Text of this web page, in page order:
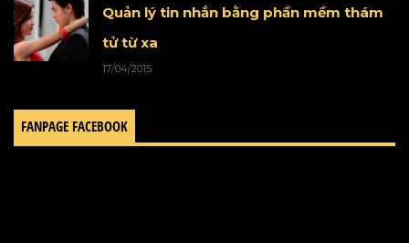
Quản lý tin nhắn bằng phần mềm thám
tử từ xa
17/04/2015
FANPAGE FACEBOOK